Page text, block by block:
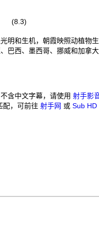
(8.3)
明和生机，朝霞映照动植物
巴西、墨西哥、挪威和加拿大
含中文字幕，请使用 射手影
配，可前往 射手网 或 Sub HD